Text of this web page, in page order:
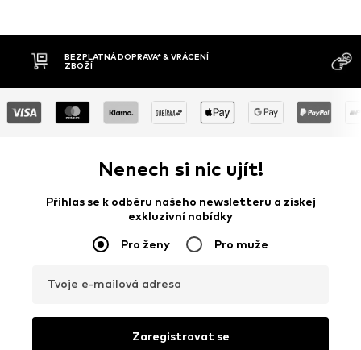
DOBÍRKA
MOŽNOST
Nenech si nic ujít!
Přihlas se k odběru našeho newsletteru a získej
exkluzivní nabídky
Pro ženy Pro muže
Tvoje e-mailová adresa
Zaregistrovat se